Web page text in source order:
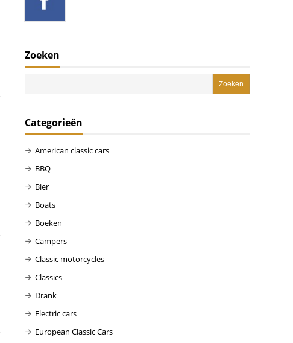
Zoeken
Categorieën
American classic cars
BBQ
Bier
Boats
Boeken
Campers
Classic motorcycles
Classics
Drank
Electric cars
European Classic Cars